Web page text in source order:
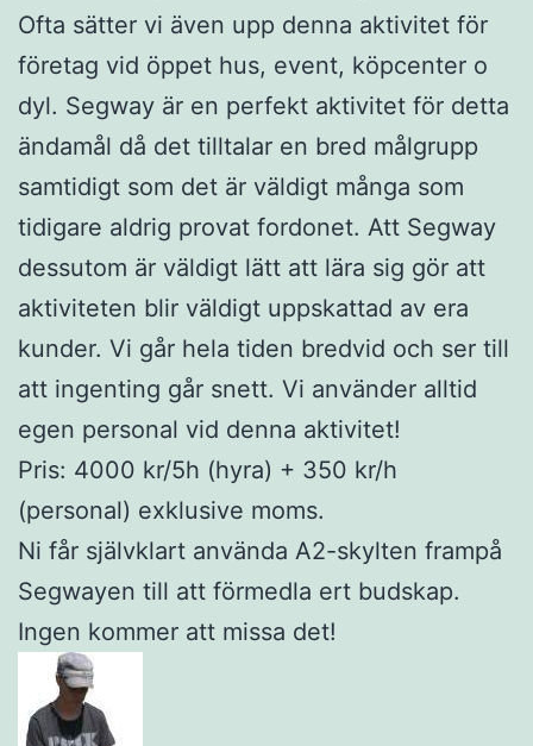
Ofta sätter vi även upp denna aktivitet för
företag vid öppet hus, event, köpcenter o
dyl. Segway är en perfekt aktivitet för detta
ändamål då det tilltalar en bred målgrupp
samtidigt som det är väldigt många som
tidigare aldrig provat fordonet. Att Segway
dessutom är väldigt lätt att lära sig gör att
aktiviteten blir väldigt uppskattad av era
kunder. Vi går hela tiden bredvid och ser till
att ingenting går snett. Vi använder alltid
egen personal vid denna aktivitet!
Pris: 4000 kr/5h (hyra) + 350 kr/h
(personal) exklusive moms.
Ni får självklart använda A2-skylten frampå
Segwayen till att förmedla ert budskap.
Ingen kommer att missa det!